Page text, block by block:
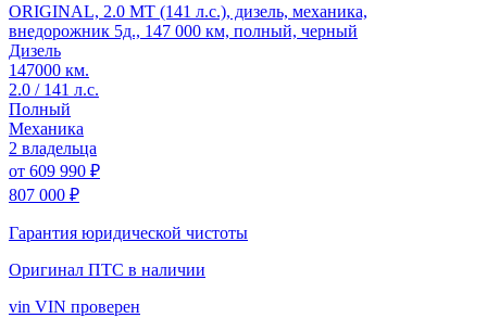
ORIGINAL, 2.0 MT (141 л.с.), дизель, механика,
внедорожник 5д., 147 000 км, полный, черный
Дизель
147000 км.
2.0 / 141 л.с.
Полный
Механика
2 владельца
от 609 990 ₽
807 000 ₽
Гарантия юридической чистоты
Оригинал ПТС в наличии
vin VIN проверен